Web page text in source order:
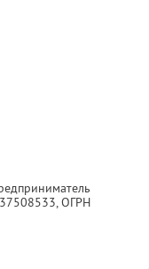
, ОГРН